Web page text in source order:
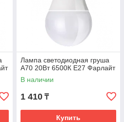
Лампа светодиодная груша
А70 20Вт 6500К Е27 Фарлайт
В наличии
1 410 ₸
Купить